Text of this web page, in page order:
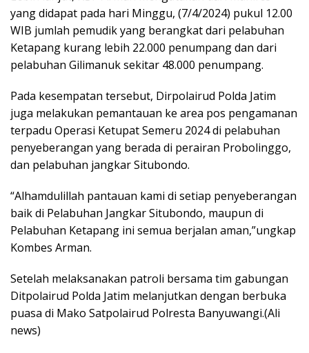
yang didapat pada hari Minggu, (7/4/2024) pukul 12.00
WIB jumlah pemudik yang berangkat dari pelabuhan
Ketapang kurang lebih 22.000 penumpang dan dari
pelabuhan Gilimanuk sekitar 48.000 penumpang.
Pada kesempatan tersebut, Dirpolairud Polda Jatim
juga melakukan pemantauan ke area pos pengamanan
terpadu Operasi Ketupat Semeru 2024 di pelabuhan
penyeberangan yang berada di perairan Probolinggo,
dan pelabuhan jangkar Situbondo.
“Alhamdulillah pantauan kami di setiap penyeberangan
baik di Pelabuhan Jangkar Situbondo, maupun di
Pelabuhan Ketapang ini semua berjalan aman,”ungkap
Kombes Arman.
Setelah melaksanakan patroli bersama tim gabungan
Ditpolairud Polda Jatim melanjutkan dengan berbuka
puasa di Mako Satpolairud Polresta Banyuwangi.(Ali
news)